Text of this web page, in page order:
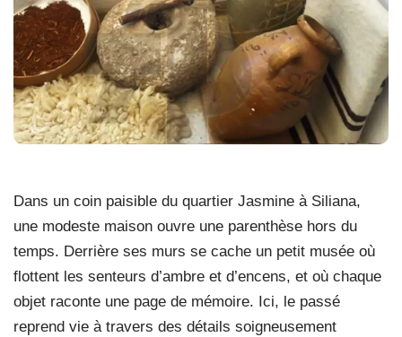
Dans un coin paisible du quartier Jasmine à Siliana,
une modeste maison ouvre une parenthèse hors du
temps. Derrière ses murs se cache un petit musée où
flottent les senteurs d’ambre et d’encens, et où chaque
objet raconte une page de mémoire. Ici, le passé
reprend vie à travers des détails soigneusement